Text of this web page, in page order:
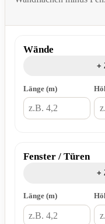
Wände
+
Länge (m)
Fenster / Türen
+
Länge (m)